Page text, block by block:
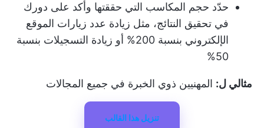
حدّد حجم المكاسب التي حققتها وأكد على دورك
في تحقيق النتائج، مثل زيادة عدد زيارات الموقع
الإلكتروني بنسبة 200% أو زيادة التسجيلات بنسبة
50%
مثالي ل: المهنيين ذوي الخبرة في جميع المجالات
تنزيل هذا القالب